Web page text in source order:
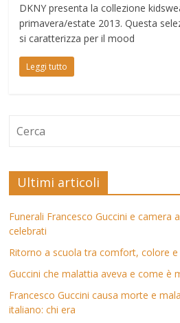
DKNY presenta la collezione
primavera/estate 2013. Questa
si caratterizza per il mood
Leggi tutto
Ultimi articoli
Funerali Francesco Guccini e camera
celebrati
Ritorno a scuola tra comfort, colore
Guccini che malattia aveva e come è
Francesco Guccini causa morte e
italiano: chi era